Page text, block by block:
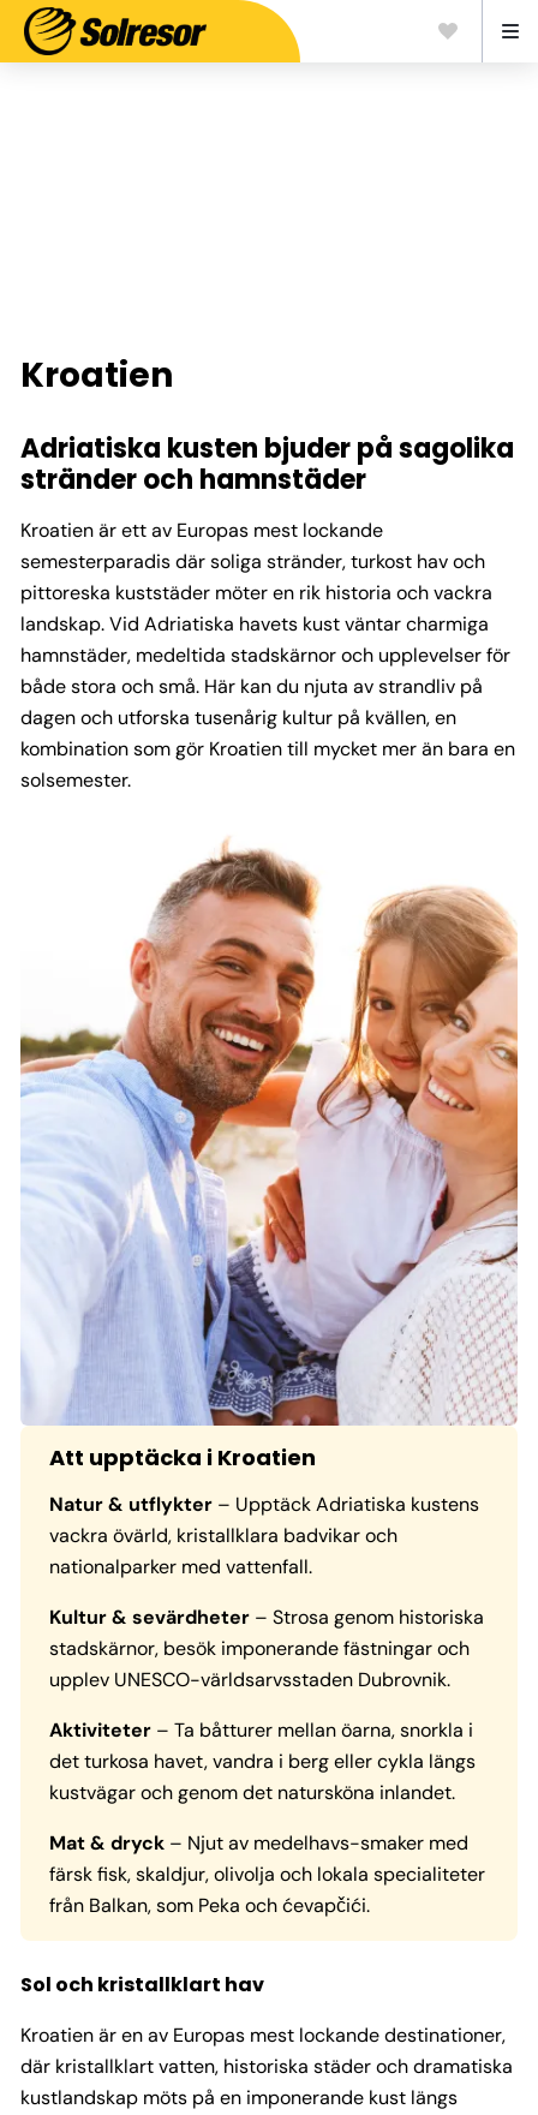
Kroatien
Adriatiska kusten bjuder på sagolika
stränder och hamnstäder
Kroatien är ett av Europas mest lockande
semesterparadis där soliga stränder, turkost hav och
pittoreska kuststäder möter en rik historia och vackra
landskap. Vid Adriatiska havets kust väntar charmiga
hamnstäder, medeltida stadskärnor och upplevelser för
både stora och små. Här kan du njuta av strandliv på
dagen och utforska tusenårig kultur på kvällen, en
kombination som gör Kroatien till mycket mer än bara en
solsemester.
Att upptäcka i Kroatien
Natur & utflykter – Upptäck Adriatiska kustens
vackra övärld, kristallklara badvikar och
nationalparker med vattenfall.
Kultur & sevärdheter – Strosa genom historiska
stadskärnor, besök imponerande fästningar och
upplev UNESCO-världsarvsstaden Dubrovnik.
Aktiviteter – Ta båtturer mellan öarna, snorkla i
det turkosa havet, vandra i berg eller cykla längs
kustvägar och genom det natursköna inlandet.
Mat & dryck – Njut av medelhavs-smaker med
färsk fisk, skaldjur, olivolja och lokala specialiteter
från Balkan, som Peka och ćevapčići.
Sol och kristallklart hav
Kroatien är en av Europas mest lockande destinationer,
där kristallklart vatten, historiska städer och dramatiska
kustlandskap möts på en imponerande kust längs